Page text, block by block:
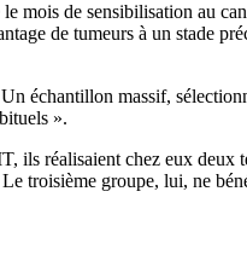
mois de sensibilisation au
de tumeurs à un stade
échantillon massif,
».
réalisaient chez eux deux
troisième groupe, lui, ne